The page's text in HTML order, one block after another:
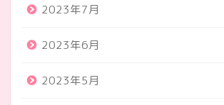
2023年7月
2023年6月
2023年5月